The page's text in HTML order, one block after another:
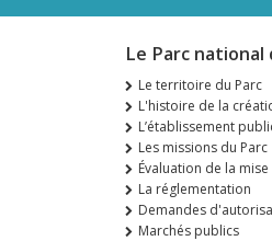
Le Parc
Le territoire du Parc
L'histoire de la
L’établissement
Les missions du Parc
Évaluation de la
La réglementation
Demandes
Marchés publics